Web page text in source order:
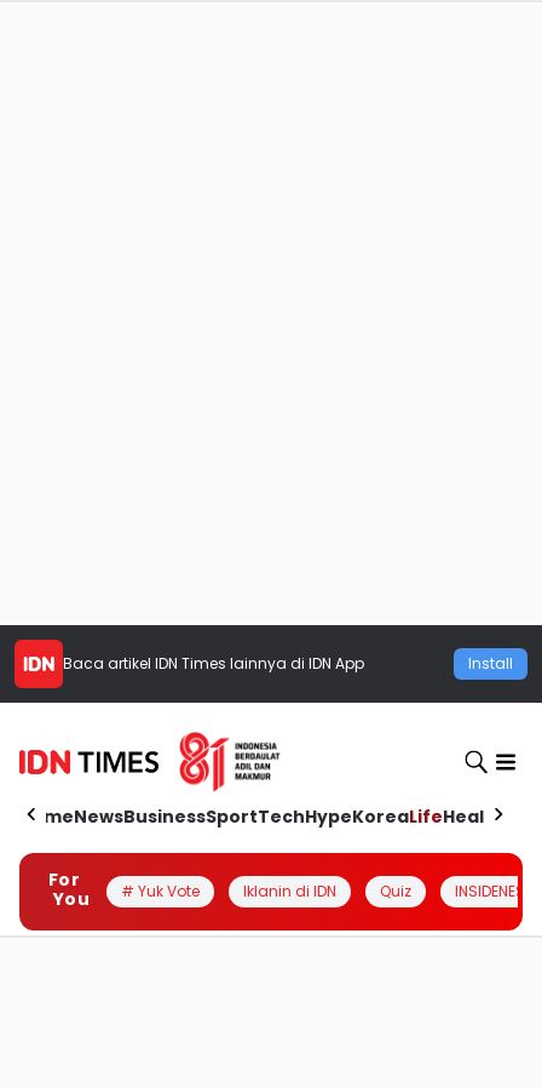
Baca artikel IDN Times lainnya di IDN App Install
HomeNewsBusinessSportTechHypeKoreaLifeHealth
For
You
# Yuk Vote Iklanin di IDN Quiz INSIDENESIA